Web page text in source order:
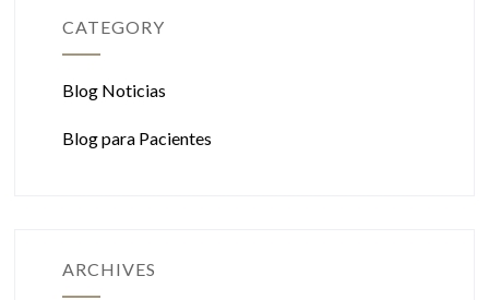
CATEGORY
Blog Noticias
Blog para Pacientes
ARCHIVES